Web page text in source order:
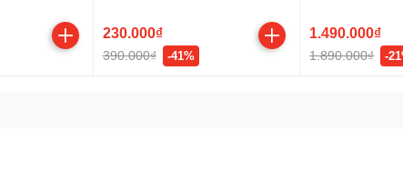
230.000₫
390.000₫ -41%
1.490.000₫
1.890.000₫ -